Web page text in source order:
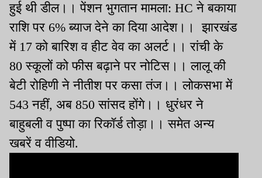
हुई थी डील।। पेंशन भुगतान मामला: HC ने बकाया
राशि पर 6% ब्याज देने का दिया आदेश।। झारखंड
में 17 को बारिश व हीट वेव का अलर्ट।। रांची के
80 स्कूलों को फीस बढ़ाने पर नोटिस।। लालू की
बेटी रोहिणी ने नीतीश पर कसा तंज।। लोकसभा में
543 नहीं, अब 850 सांसद होंगे।। धुरंधर ने
बाहुबली व पुष्पा का रिकॉर्ड तोड़ा।। समेत अन्य
खबरें व वीडियो.